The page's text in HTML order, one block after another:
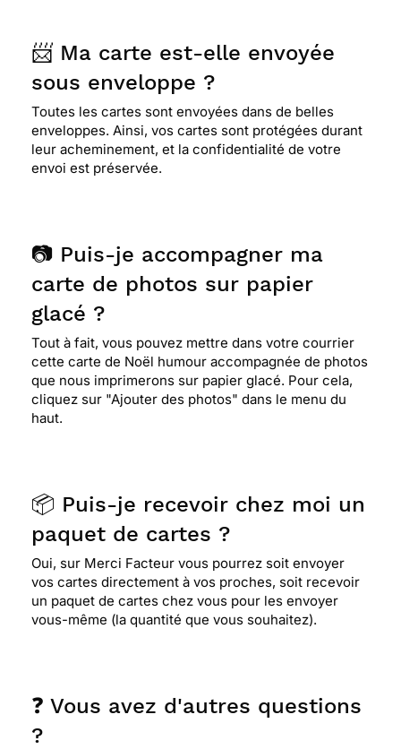
📨 Ma carte est-elle envoyée
sous enveloppe ?
Toutes les cartes sont envoyées dans de belles
enveloppes. Ainsi, vos cartes sont protégées durant
leur acheminement, et la confidentialité de votre
envoi est préservée.
📷 Puis-je accompagner ma
carte de photos sur papier
glacé ?
Tout à fait, vous pouvez mettre dans votre courrier
cette carte de Noël humour accompagnée de photos
que nous imprimerons sur papier glacé. Pour cela,
cliquez sur "Ajouter des photos" dans le menu du
haut.
📦 Puis-je recevoir chez moi un
paquet de cartes ?
Oui, sur Merci Facteur vous pourrez soit envoyer
vos cartes directement à vos proches, soit recevoir
un paquet de cartes chez vous pour les envoyer
vous-même (la quantité que vous souhaitez).
❓ Vous avez d'autres questions
?